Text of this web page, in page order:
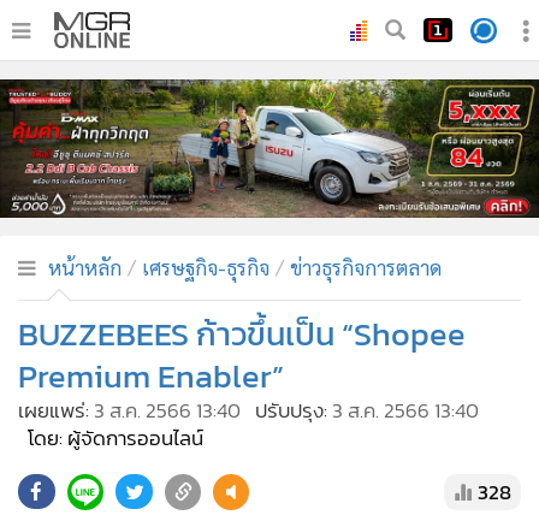
• หน้าหลัก
• ทันเหตุการณ์
• ภาคใต้
• ภูมิภาค
• บันเทิง
• คอลัมนิสต์
• ละคร
CbizReview
• ผู้จัดกวน
หน้าหลัก เศรษฐกิจ-ธุรกิจ ข่าวธุรกิจการตลาด
BUZZEBEES ก้าวขึ้นเป็น “Shopee
Premium Enabler”
เผยแพร่: 3 ส.ค. 2566 13:40 ปรับปรุง: 3 ส.ค. 2566 13:40
โดย: ผู้จัดการออนไลน์
328